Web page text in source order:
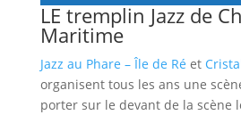
LE tremplin Jazz de
Maritime
Jazz au Phare – Île de Ré et
organisent tous les ans une
porter sur le devant de la scène